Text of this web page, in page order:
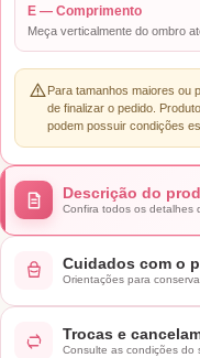
E — Comprimento
Meça verticalmente do ombro
Para tamanhos maiores ou
de finalizar o pedido.
podem possuir condições
Descrição do
Confira todos os detalhes
Cuidados com o
Orientações para
Trocas e
Consulte as condições do